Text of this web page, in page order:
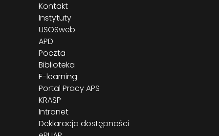
Kontakt
Instytuty
USOSweb
APD
Poczta
Biblioteka
E-learning
Portal Pracy APS
KRASP
Intranet
Deklaracja dostępności